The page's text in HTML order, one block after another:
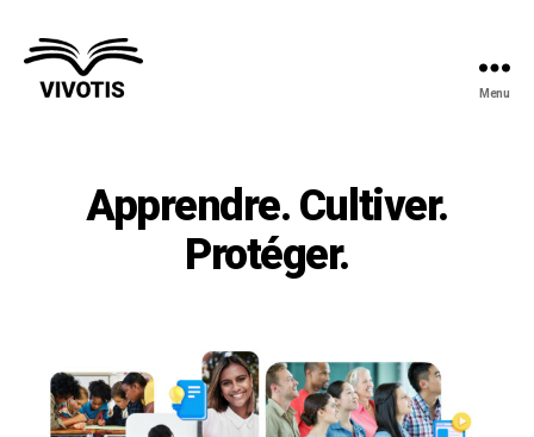
Menu
Apprendre. Cultiver.
Protéger.